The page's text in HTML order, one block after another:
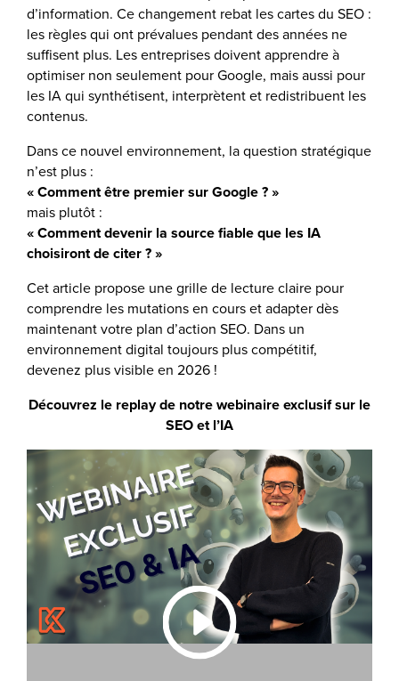
d’information. Ce changement rebat les cartes du SEO :
les règles qui ont prévalues pendant des années ne
suffisent plus. Les entreprises doivent apprendre à
optimiser non seulement pour Google, mais aussi pour
les IA qui synthétisent, interprètent et redistribuent les
contenus.
Dans ce nouvel environnement, la question stratégique
n’est plus :
« Comment être premier sur Google ? »
mais plutôt :
« Comment devenir la source fiable que les IA
choisiront de citer ? »
Cet article propose une grille de lecture claire pour
comprendre les mutations en cours et adapter dès
maintenant votre plan d’action SEO. Dans un
environnement digital toujours plus compétitif,
devenez plus visible en 2026 !
Découvrez le replay de notre webinaire exclusif sur le
SEO et l’IA